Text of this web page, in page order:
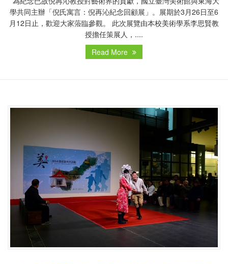
學共同主辦「倪氏寓言：倪再沁紀念回顧展」。展期於3月26日至6
月12日止，歡迎大家蒞臨參觀。 此次展覽由本校美術學系李思賢教
授擔任策展人，....
Read More